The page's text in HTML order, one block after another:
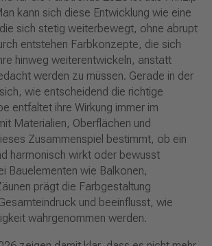
kann sich diese Entwicklung wie eine
sich stetig weiterbewegt, ohne abrupt
entstehen Farbkonzepte, die sich
hinweg weiterentwickeln, anstatt
werden zu müssen. Gerade in der
wie entscheidend die richtige
entfaltet ihre Wirkung immer im
Materialien, Oberflächen und
Zusammenspiel bestimmt, ob ein
harmonisch wirkt oder bewusst
Bauelementen wie Balkonen,
prägt die Farbgestaltung
und beeinflusst, wie
wahrgenommen werden.